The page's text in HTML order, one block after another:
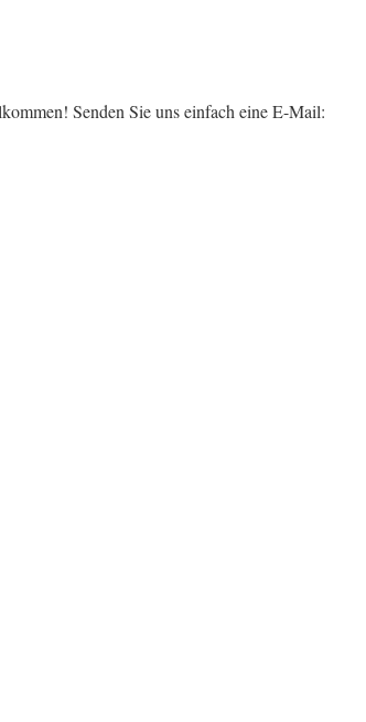
Senden Sie uns einfach eine E-Mail: